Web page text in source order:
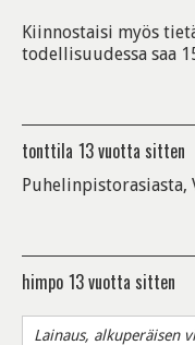
Kiinnostaisi myös
todellisuudessa saa
tonttila 13 vuotta sitten
Puhelinpistorasiasta,
himpo 13 vuotta sitten
Lainaus,